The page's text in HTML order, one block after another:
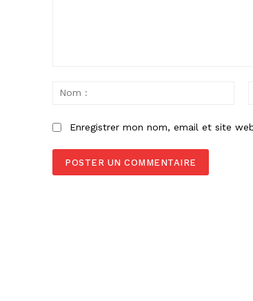
Enregistrer mon nom, email et site